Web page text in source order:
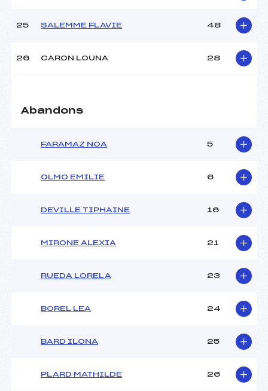
25 SALEMME FLAVIE 48
26 CARON LOUNA 28
Abandons
FARAMAZ NOA 5
OLMO EMILIE 6
DEVILLE TIPHAINE 16
MIRONE ALEXIA 21
RUEDA LORELA 23
BOREL LEA 24
BARD ILONA 25
PLARD MATHILDE 26